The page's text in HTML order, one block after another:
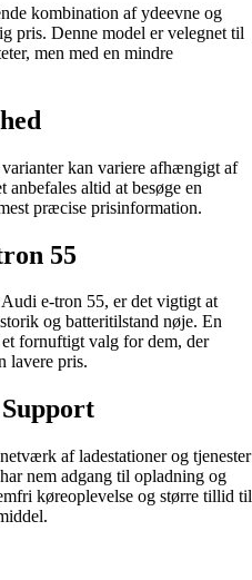
kombination af ydeevne og
pris. Denne model er velegnet til
men med en mindre
kan variere afhængigt af
altid at besøge en
præcise prisinformation.
55
e-tron 55, er det vigtigt at
og batteritilstand nøje. En
fornuftigt valg for dem, der
lavere pris.
af ladestationer og tjenester
nem adgang til opladning og
køreoplevelse og større tillid til